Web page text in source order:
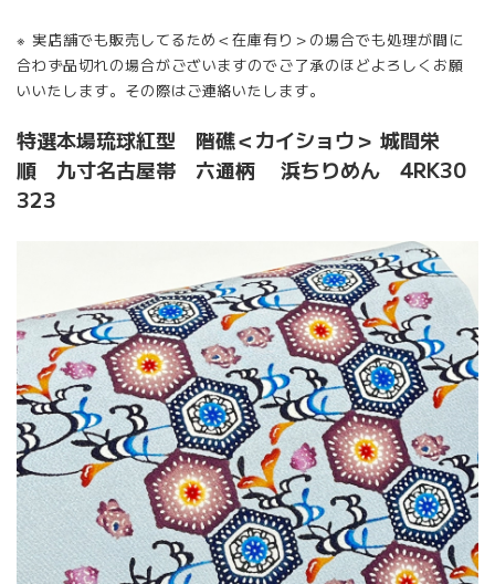
※ 実店舗でも販売してるため＜在庫有り＞の場合でも処理が間に
合わず品切れの場合がございますのでご了承のほどよろしくお願
いいたします。その際はご連絡いたします。
特選本場琉球紅型 階礁＜カイショウ＞ 城間栄
順 九寸名古屋帯 六通柄 浜ちりめん 4RK30
323